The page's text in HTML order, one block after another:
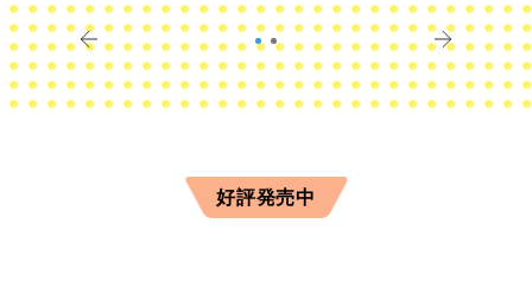
すか？
きに
好評発売中